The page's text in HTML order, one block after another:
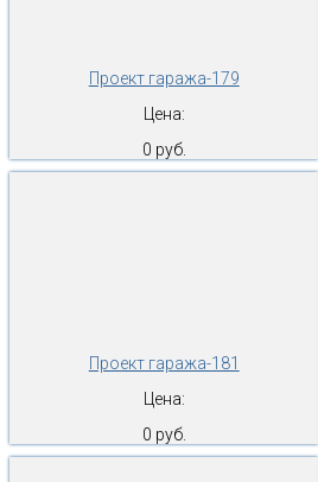
Проект гаража-179
Цена:
0 руб.
Проект гаража-181
Цена:
0 руб.